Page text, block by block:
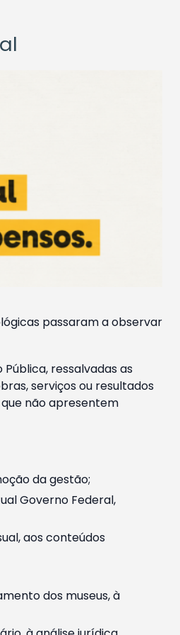
passaram a observar
ressalvadas as
serviços ou resultados
não apresentem
da gestão;
Governo Federal,
aos conteúdos
dos museus, à